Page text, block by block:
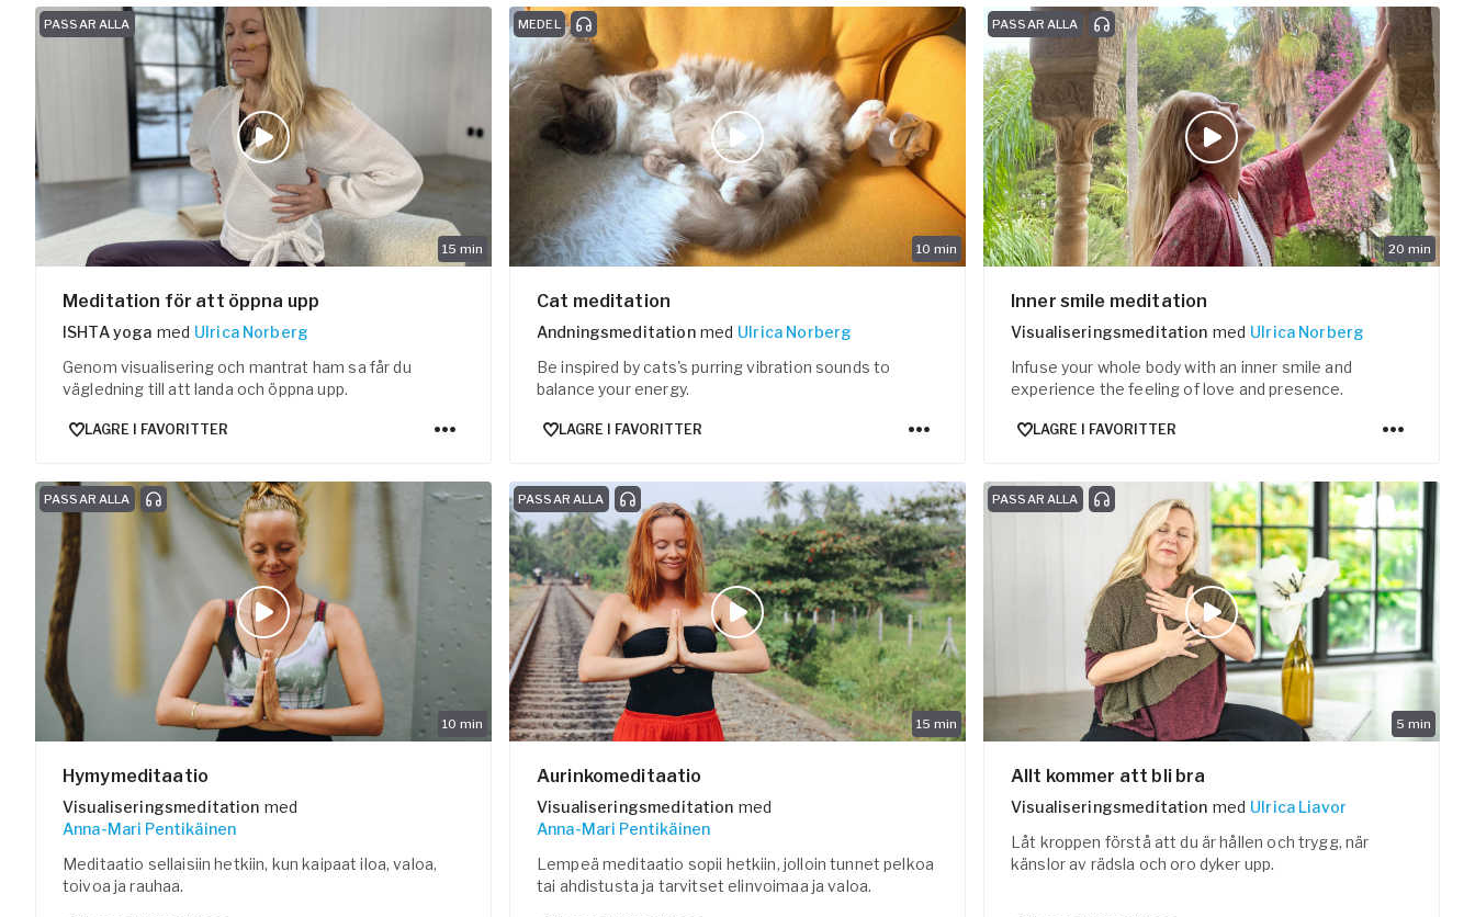
Yogobe för yogalærere
Hotell & konferanse
15 min
PASSAR ALLA
Meditation för att öppna upp
ISHTA yoga med Ulrica Norberg
Genom visualisering och mantrat ham sa får du
vägledning till att landa och öppna upp.
LAGRE I FAVORITTER
10 min
MEDEL
Cat meditation
Andningsmeditation med Ulrica Norberg
Be inspired by cats's purring vibration sounds to
balance your energy.
LAGRE I FAVORITTER
20 min
PASSAR ALLA
Inner smile meditation
Visualiseringsmeditation med Ulrica Norberg
Infuse your whole body with an inner smile and
experience the feeling of love and presence.
LAGRE I FAVORITTER
10 min
PASSAR ALLA
Hymymeditaatio
Visualiseringsmeditation med
Anna-Mari Pentikäinen
Meditaatio sellaisiin hetkiin, kun kaipaat iloa, valoa,
toivoa ja rauhaa.
15 min
PASSAR ALLA
Aurinkomeditaatio
Visualiseringsmeditation med
Anna-Mari Pentikäinen
Lempeä meditaatio sopii hetkiin, jolloin tunnet pelkoa
tai ahdistusta ja tarvitset elinvoimaa ja valoa.
5 min
PASSAR ALLA
Allt kommer att bli bra
Visualiseringsmeditation med Ulrica Liavor
Låt kroppen förstå att du är hållen och trygg, när
känslor av rädsla och oro dyker upp.